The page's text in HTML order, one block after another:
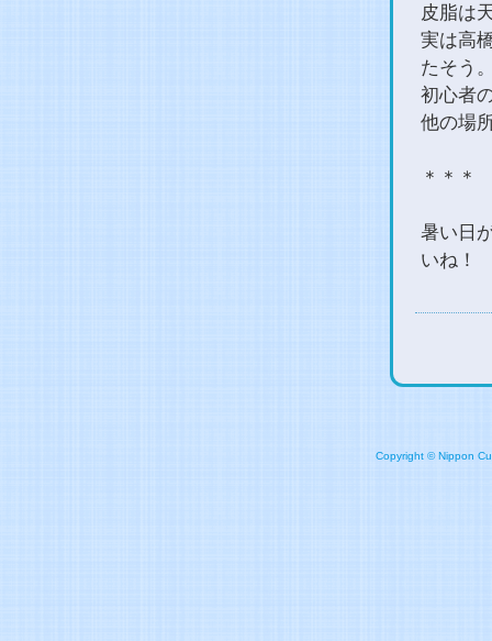
皮脂は
実は高
たそう
初心者
他の場
＊＊＊
暑い日
いね！
Copyright © Nippon